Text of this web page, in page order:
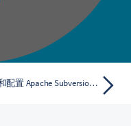
安装和配置 Apache Subversion (SVN) 服务器